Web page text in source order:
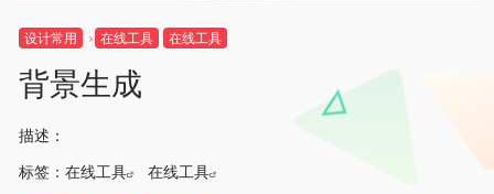
设计常用 在线工具 在线工具
背景生成
描述：
标签： 在线工具 在线工具